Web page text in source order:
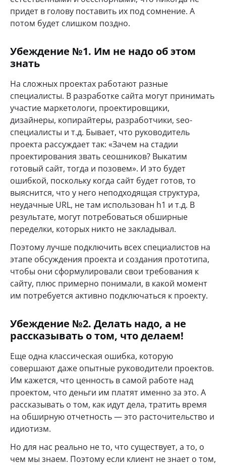
придет в голову поставить их под сомнение. А
потом будет слишком поздно.
Убеждение №1. Им не надо об этом
знать
На сложных проектах работают разные
специалисты. В разработке сайта могут принимать
участие маркетологи, проектировщики,
дизайнеры, копирайтеры, разработчики, seo-
специалисты и т.д. Бывает, что руководитель
проекта рассуждает так: «Зачем на стадии
проектирования звать сеошников? Выкатим
готовый сайт, тогда и позовем». И это будет
ошибкой, поскольку когда сайт будет готов, то
выяснится, что у него неподходящая структура,
неудачные URL, не там исполь­зо­ван h1 и т.д. В
результате, могут потребоваться обширные
переделки, которых никто не закладывал.
Поэтому лучше подключить всех специалистов на
этапе обсуждения проекта и создания прототипа,
чтобы они сформулировали свои требования к
сайту, плюс примерно понимали, в какой момент
им потребуется активно подключаться к проекту.
Убеждение №2. Делать надо, а не
рассказывать о том, что делаем!
Еще одна классическая ошибка, которую
совершают даже опытные руководители проектов.
Им кажется, что ценность в самой работе над
проектом, что деньги им платят именно за это. А
рассказывать о том, как идут дела, тратить время
на обширную отчетность — это расточительство и
идиотизм.
Но для нас реально не то, что существует, а то, о
чем мы знаем. Поэтому если клиент не знает о том,